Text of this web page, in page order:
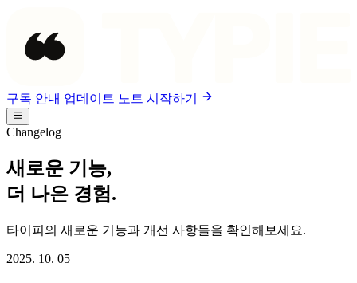
구독 안내 업데이트 노트 시작하기
Changelog
새로운 기능,
더 나은 경험.
타이피의 새로운 기능과 개선 사항들을 확인해보세요.
2025. 10. 05